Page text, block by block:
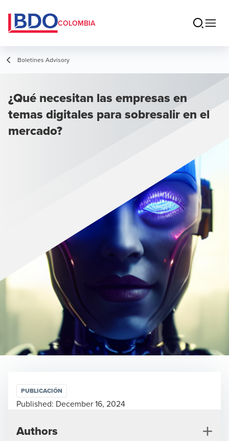
COLOMBIA
Boletines Advisory
¿Qué necesitan las empresas en
temas digitales para sobresalir en el
mercado?
PUBLICACIÓN
Published: December 16, 2024
Authors